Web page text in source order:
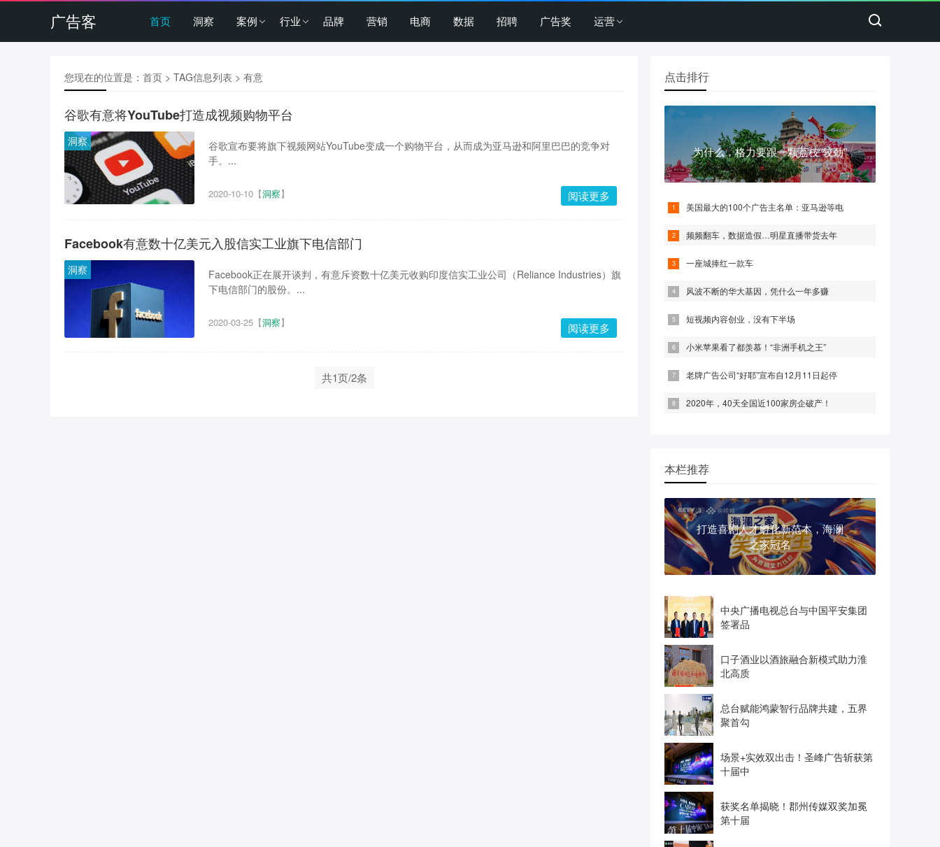
广告客 首页 洞察 案例 行业 品牌 营销 电商 数据 招聘 广告奖 运营
您现在的位置是： 首页 > TAG信息列表 > 有意
谷歌有意将YouTube打造成视频购物平台
洞察
谷歌宣布要将旗下视频网站YouTube变成一个购物平台，从而成为亚马逊和阿里巴巴的竞争对
手。...
2020-10-10【洞察】 阅读更多
Facebook有意数十亿美元入股信实工业旗下电信部门
洞察
Facebook正在展开谈判，有意斥资数十亿美元收购印度信实工业公司（Reliance Industries）旗
下电信部门的股份。...
2020-03-25【洞察】 阅读更多
共1页/2条
点击排行
为什么，格力要跟一颗荔枝“较劲”
美国最大的100个广告主名单：亚马逊等电
频频翻车，数据造假…明星直播带货去年
一座城捧红一款车
风波不断的华大基因，凭什么一年多赚
短视频内容创业，没有下半场
小米苹果看了都羡慕！“非洲手机之王”
老牌广告公司“好耶”宣布自12月11日起停
2020年，40天全国近100家房企破产！
本栏推荐
打造喜剧人才孵化新范本，海澜
之家冠名
中央广播电视总台与中国平安集团
签署品
口子酒业以酒旅融合新模式助力淮
北高质
总台赋能鸿蒙智行品牌共建，五界
聚首勾
场景+实效双出击！圣峰广告斩获第
十届中
获奖名单揭晓！郡州传媒双奖加冕
第十届